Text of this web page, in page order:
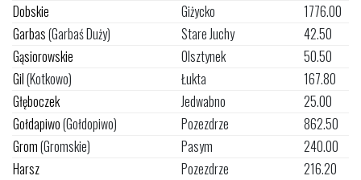
Dobskie
Giżycko
1776.00
Garbas(Garbaś Duży) Stare Juchy
42.50
Gąsiorowskie
Olsztynek
50.50
Gil(Kotkowo) Łukta
167.80
Głęboczek
Jedwabno
25.00
Gołdapiwo(Gołdopiwo) Pozezdrze
862.50
Grom(Gromskie) Pasym
240.00
Harsz
Pozezdrze
216.20